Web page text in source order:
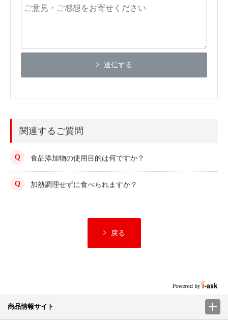
送信する
関連するご質問
食品添加物の使用目的は何ですか？
加熱調理せずに食べられますか？
戻る
商品情報サイト